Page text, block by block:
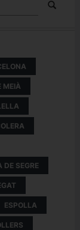
MEIÀ
DE SEGRE
ESPOLLA